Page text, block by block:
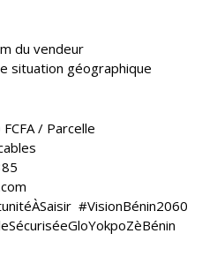
du vendeur
situation géographique
/ Parcelle
#VisionBénin2060